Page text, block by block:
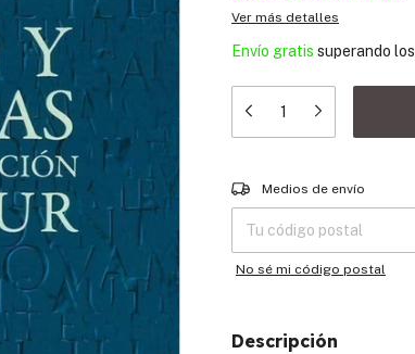
Ver más detalles
Envío gratis superando los
Entregas para el CP:
Medios de envío
No sé mi código postal
Descripción